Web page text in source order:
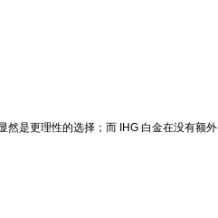
然是更理性的选择；而 IHG 白金在没有额外